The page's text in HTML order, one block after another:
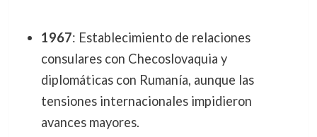
1967: Establecimiento de relaciones
consulares con Checoslovaquia y
diplomáticas con Rumanía, aunque las
tensiones internacionales impidieron
avances mayores.